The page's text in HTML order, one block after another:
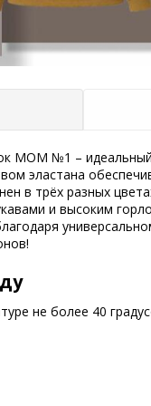
MOM №1 –
эластана
в трёх разных
и высоким
не более 40